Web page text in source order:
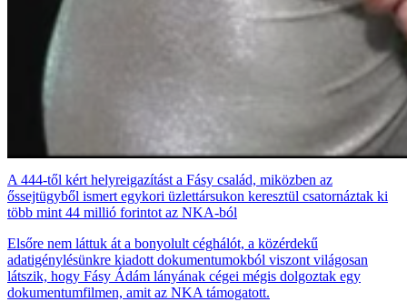
A 444-től kért helyreigazítást a Fásy család, miközben az
őssejtügyből ismert egykori üzlettársukon keresztül csatornáztak ki
több mint 44 millió forintot az NKA-ból
Elsőre nem láttuk át a bonyolult céghálót, a közérdekű
adatigénylésünkre kiadott dokumentumokból viszont világosan
látszik, hogy Fásy Ádám lányának cégei mégis dolgoztak egy
dokumentumfilmen, amit az NKA támogatott.